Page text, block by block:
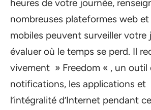
heures de votre journée,
nombreuses plateformes web
mobiles peuvent surveiller votre
évaluer où le temps se perd. Il
vivement » Freedom « , un outil
notifications, les applications et
l’intégralité d’Internet pendant